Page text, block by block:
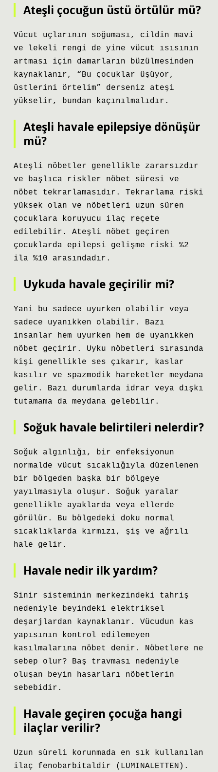
Ateşli çocuğun üstü örtülür mü?
Vücut uçlarının soğuması, cildin mavi
ve lekeli rengi de yine vücut ısısının
artması için damarların büzülmesinden
kaynaklanır, “Bu çocuklar üşüyor,
üstlerini örtelim” derseniz ateşi
yükselir, bundan kaçınılmalıdır.
Ateşli havale epilepsiye dönüşür
mü?
Ateşli nöbetler genellikle zararsızdır
ve başlıca riskler nöbet süresi ve
nöbet tekrarlamasıdır. Tekrarlama riski
yüksek olan ve nöbetleri uzun süren
çocuklara koruyucu ilaç reçete
edilebilir. Ateşli nöbet geçiren
çocuklarda epilepsi gelişme riski %2
ila %10 arasındadır.
Uykuda havale geçirilir mi?
Yani bu sadece uyurken olabilir veya
sadece uyanıkken olabilir. Bazı
insanlar hem uyurken hem de uyanıkken
nöbet geçirir. Uyku nöbetleri sırasında
kişi genellikle ses çıkarır, kaslar
kasılır ve spazmodik hareketler meydana
gelir. Bazı durumlarda idrar veya dışkı
tutamama da meydana gelebilir.
Soğuk havale belirtileri nelerdir?
Soğuk algınlığı, bir enfeksiyonun
normalde vücut sıcaklığıyla düzenlenen
bir bölgeden başka bir bölgeye
yayılmasıyla oluşur. Soğuk yaralar
genellikle ayaklarda veya ellerde
görülür. Bu bölgedeki doku normal
sıcaklıklarda kırmızı, şiş ve ağrılı
hale gelir.
Havale nedir ilk yardım?
Sinir sisteminin merkezindeki tahriş
nedeniyle beyindeki elektriksel
deşarjlardan kaynaklanır. Vücudun kas
yapısının kontrol edilemeyen
kasılmalarına nöbet denir. Nöbetlere ne
sebep olur? Baş travması nedeniyle
oluşan beyin hasarları nöbetlerin
sebebidir.
Havale geçiren çocuğa hangi
ilaçlar verilir?
Uzun süreli korunmada en sık kullanılan
ilaç fenobarbitaldir (LUMINALETTEN).